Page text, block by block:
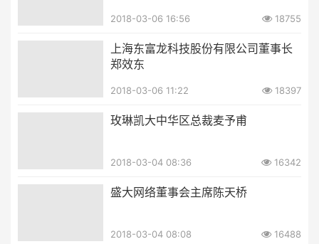
2018-03-06 16:56 18755
上海东富龙科技股份有限公司董事长
郑效东
2018-03-06 11:22 18397
玫琳凯大中华区总裁麦予甫
2018-03-04 08:36 16342
盛大网络董事会主席陈天桥
2018-03-04 08:08 16488